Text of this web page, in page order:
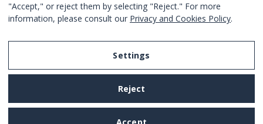
Ik ga akkoord met devoorwaarden en condities.
"Accept," or reject them by selecting "Reject." For more
information, please consult our Privacy and Cookies Policy.
Settings
Reject
Legal Notice
Privacy and Cookies Policy
Terms and Conditions of Use